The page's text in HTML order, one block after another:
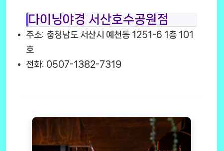
다이닝야경 서산호수공원점
주소: 충청남도 서산시 예천동 1251-6 1층 101
호
전화: 0507-1382-7319